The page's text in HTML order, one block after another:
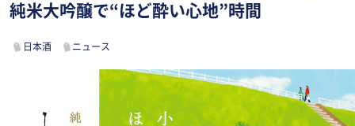
純米大吟醸で“ほど酔い心地”時間
日本酒 ニュース